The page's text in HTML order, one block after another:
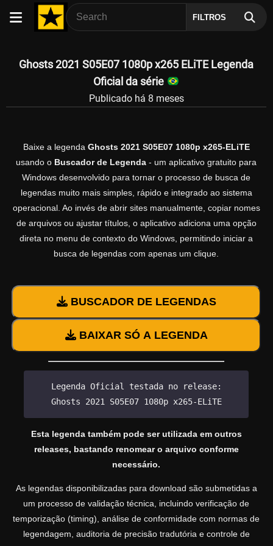
FILTROS
Ghosts 2021 S05E07 1080p x265 ELiTE Legenda
Oficial da série
Publicado há 8 meses
Baixe a legenda Ghosts 2021 S05E07 1080p x265-ELiTE
usando o Buscador de Legenda - um aplicativo gratuito para
Windows desenvolvido para tornar o processo de busca de
legendas muito mais simples, rápido e integrado ao sistema
operacional. Ao invés de abrir sites manualmente, copiar nomes
de arquivos ou ajustar títulos, o aplicativo adiciona uma opção
direta no menu de contexto do Windows, permitindo iniciar a
busca de legendas com apenas um clique.
BUSCADOR DE LEGENDAS
BAIXAR SÓ A LEGENDA
Legenda Oficial testada no release:
Ghosts 2021 S05E07 1080p x265-ELiTE
Esta legenda também pode ser utilizada em outros
releases, bastando renomear o arquivo conforme
necessário.
As legendas disponibilizadas para download são submetidas a
um processo de validação técnica, incluindo verificação de
temporização (timing), análise de conformidade com normas de
legendagem, auditoria de precisão tradutória e controle de